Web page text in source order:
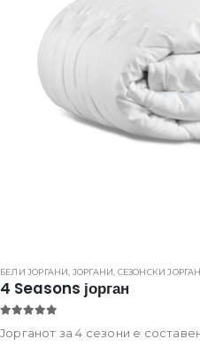
БЕЛИ ЈОРГАНИ ЈОРГАНИ СЕЗОНСКИ
4 Seasons јорган
Јорганот за 4 сезони е